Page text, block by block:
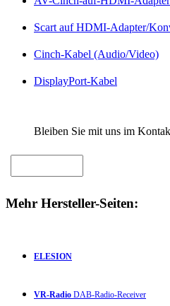
Scart auf HDMI-Adapter/
Cinch-Kabel (Audio/Video)
DisplayPort-Kabel
Bleiben Sie mit uns im
Mehr Hersteller-Seiten:
ELESION
VR-Radio DAB-Radio-Receiver